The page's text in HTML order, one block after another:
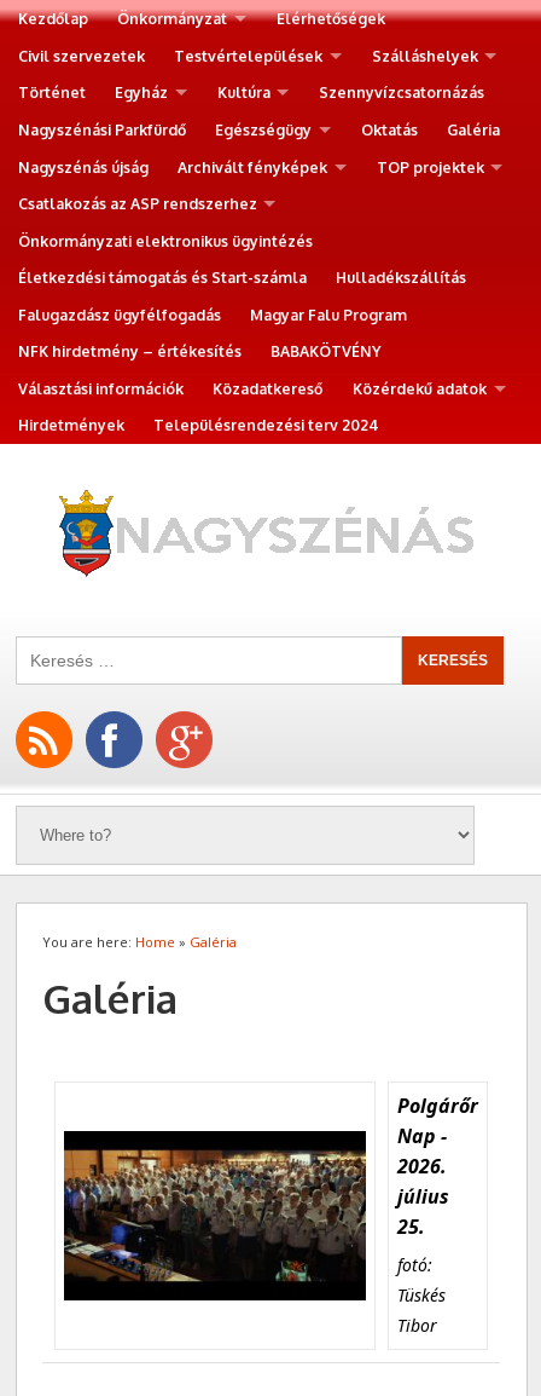
Kezdőlap Önkormányzat
Elérhetőségek
Civil szervezetek
Testvértelepülések
Szálláshelyek
Történet
Egyház Kultúra
Szennyvízcsatornázás
Nagyszénási Parkfürdő
Egészségügy Oktatás
Galéria
Nagyszénás újság
Archivált fényképek
TOP projektek
Csatlakozás az ASP rendszerhez
Önkormányzati elektronikus ügyintézés
Életkezdési támogatás és Start-számla
Hulladékszállítás
Falugazdász ügyfélfogadás
Magyar Falu Program
NFK hirdetmény – értékesítés
BABAKÖTVÉNY
Választási információk
Közadatkereső
Közérdekű adatok
Hirdetmények
Településrendezési terv 2024
You are here: Home » Galéria
Galéria
Polgárőr
Nap -
2026.
július
25.
fotó:
Tüskés
Tibor